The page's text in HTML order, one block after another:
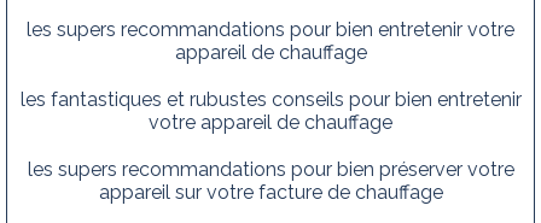
les supers recommandations pour bien entretenir votre
appareil de chauffage
les fantastiques et rubustes conseils pour bien entretenir
votre appareil de chauffage
les supers recommandations pour bien préserver votre
appareil sur votre facture de chauffage